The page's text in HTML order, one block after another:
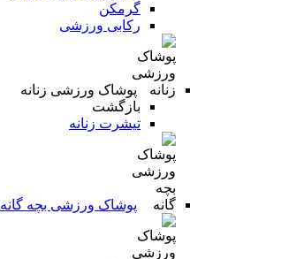
گرمکن
رکابی ورزشی
پوشاک ورزشی زنانه
بازگشت
تیشرت زنانه
پوشاک ورزشی بچه گانه